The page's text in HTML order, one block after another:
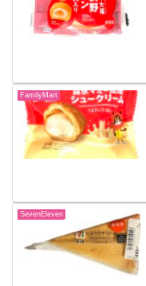
FamilyMart
SevenEleven